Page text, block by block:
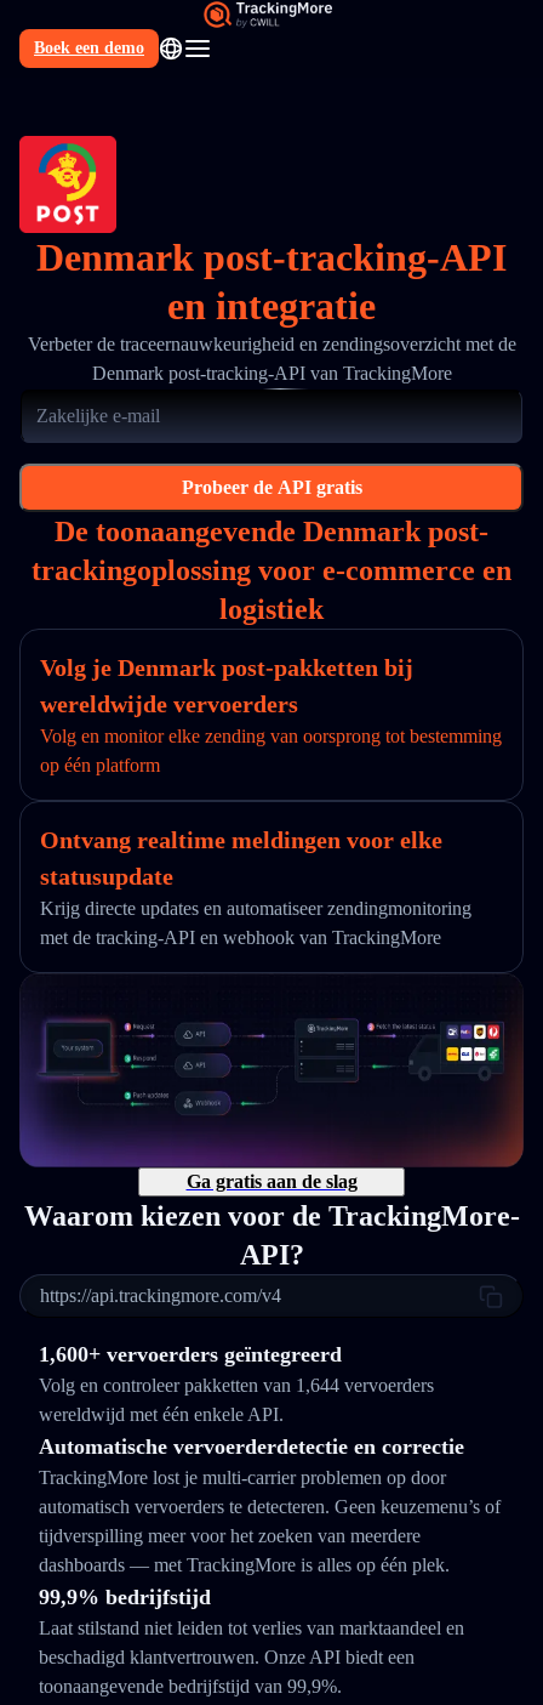
Boek een demo
Denmark post-tracking-API
en integratie
Verbeter de traceernauwkeurigheid en zendingsoverzicht met de
Denmark post-tracking-API van TrackingMore
Probeer de API gratis
De toonaangevende Denmark post-
trackingoplossing voor e-commerce en
logistiek
Volg je Denmark post-pakketten bij
wereldwijde vervoerders
Volg en monitor elke zending van oorsprong tot bestemming
op één platform
Ontvang realtime meldingen voor elke
statusupdate
Krijg directe updates en automatiseer zendingmonitoring
met de tracking-API en webhook van TrackingMore
Ga gratis aan de slag
Waarom kiezen voor de TrackingMore-
API?
https://api.trackingmore.com/v4
1,600+ vervoerders geïntegreerd
Volg en controleer pakketten van 1,644 vervoerders
wereldwijd met één enkele API.
Automatische vervoerderdetectie en correctie
TrackingMore lost je multi-carrier problemen op door
automatisch vervoerders te detecteren. Geen keuzemenu’s of
tijdverspilling meer voor het zoeken van meerdere
dashboards — met TrackingMore is alles op één plek.
99,9% bedrijfstijd
Laat stilstand niet leiden tot verlies van marktaandeel en
beschadigd klantvertrouwen. Onze API biedt een
toonaangevende bedrijfstijd van 99,9%.